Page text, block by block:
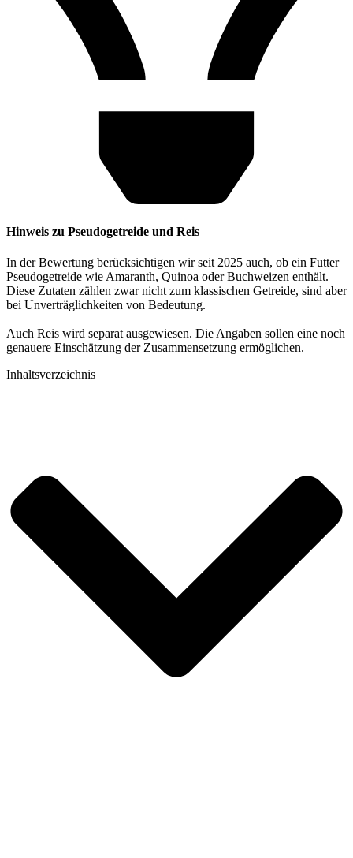
Hinweis zu Pseudogetreide und Reis
In der Bewertung berücksichtigen wir seit 2025 auch, ob ein Futter
Pseudogetreide wie Amaranth, Quinoa oder Buchweizen enthält.
Diese Zutaten zählen zwar nicht zum klassischen Getreide, sind aber
bei Unverträglichkeiten von Bedeutung.
Auch Reis wird separat ausgewiesen. Die Angaben sollen eine noch
genauere Einschätzung der Zusammensetzung ermöglichen.
Inhaltsverzeichnis​